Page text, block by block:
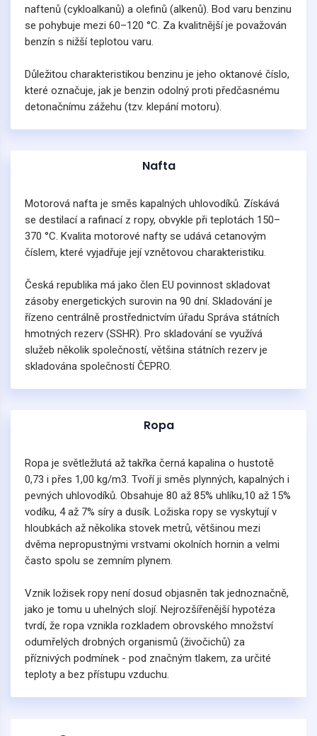
naftenů (cykloalkanů) a olefinů (alkenů). Bod varu benzinu
se pohybuje mezi 60–120 °C. Za kvalitnější je považován
benzín s nižší teplotou varu.
Důležitou charakteristikou benzinu je jeho oktanové číslo,
které označuje, jak je benzin odolný proti předčasnému
detonačnímu zážehu (tzv. klepání motoru).
Nafta
Motorová nafta je směs kapalných uhlovodíků. Získává
se destilací a rafinací z ropy, obvykle při teplotách 150–
370 °C. Kvalita motorové nafty se udává cetanovým
číslem, které vyjadřuje její vznětovou charakteristiku.
Česká republika má jako člen EU povinnost skladovat
zásoby energetických surovin na 90 dní. Skladování je
řízeno centrálně prostřednictvím úřadu Správa státních
hmotných rezerv (SSHR). Pro skladování se využívá
služeb několik společností, většina státních rezerv je
skladována společností ČEPRO.
Ropa
Ropa je světležlutá až takřka černá kapalina o hustotě
0,73 i přes 1,00 kg/m3. Tvoří ji směs plynných, kapalných i
pevných uhlovodíků. Obsahuje 80 až 85% uhlíku,10 až 15%
vodíku, 4 až 7% síry a dusík. Ložiska ropy se vyskytují v
hloubkách až několika stovek metrů, většinou mezi
dvěma nepropustnými vrstvami okolních hornin a velmi
často spolu se zemním plynem.
Vznik ložisek ropy není dosud objasněn tak jednoznačně,
jako je tomu u uhelných slojí. Nejrozšířenější hypotéza
tvrdí, že ropa vznikla rozkladem obrovského množství
odumřelých drobných organismů (živočichů) za
příznivých podmínek - pod značným tlakem, za určité
teploty a bez přístupu vzduchu.